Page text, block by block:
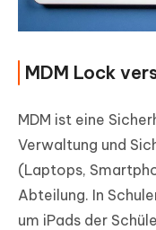
MDM Lock
MDM ist eine
Verwaltung und
(Laptops,
Abteilung. In
um iPads der